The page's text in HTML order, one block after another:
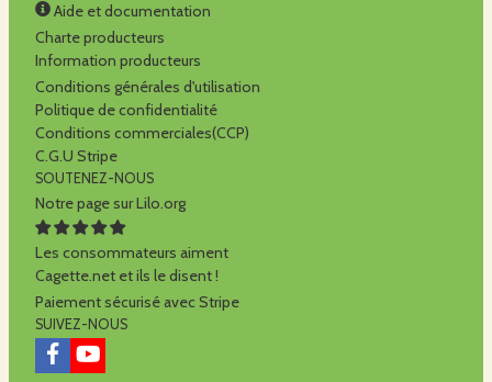
Aide et documentation
Charte producteurs
Information producteurs
Conditions générales d'utilisation
Politique de confidentialité
Conditions commerciales(CCP)
C.G.U Stripe
SOUTENEZ-NOUS
Notre page sur Lilo.org
Les consommateurs aiment
Cagette.net et ils le disent !
Paiement sécurisé avec Stripe
SUIVEZ-NOUS